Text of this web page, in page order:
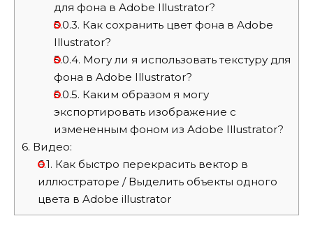
для фона в Adobe Illustrator?
5.0.3. Как сохранить цвет фона в Adobe
Illustrator?
5.0.4. Могу ли я использовать текстуру для
фона в Adobe Illustrator?
5.0.5. Каким образом я могу
экспортировать изображение с
измененным фоном из Adobe Illustrator?
6. Видео:
6.1. Как быстро перекрасить вектор в
иллюстраторе / Выделить объекты одного
цвета в Adobe illustrator